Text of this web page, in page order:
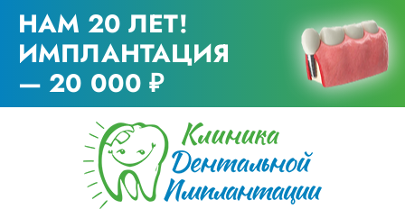
НАМ 20 ЛЕТ!
ИМПЛАНТАЦИЯ
— 20 000 ₽